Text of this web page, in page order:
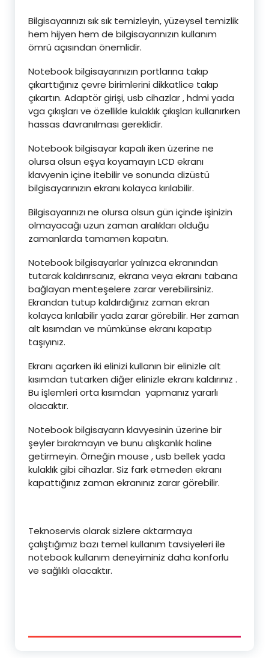
Bilgisayarınızı sık sık temizleyin, yüzeysel temizlik
hem hijyen hem de bilgisayarınızın kullanım
ömrü açısından önemlidir.
Notebook bilgisayarınızın portlarına takıp
çıkarttığınız çevre birimlerini dikkatlice takıp
çıkartın. Adaptör girişi, usb cihazlar , hdmi yada
vga çıkışları ve özellikle kulaklık çıkışları kullanırken
hassas davranılması gereklidir.
Notebook bilgisayar kapalı iken üzerine ne
olursa olsun eşya koyamayın LCD ekranı
klavyenin içine itebilir ve sonunda dizüstü
bilgisayarınızın ekranı kolayca kırılabilir.
Bilgisayarınızı ne olursa olsun gün içinde işinizin
olmayacağı uzun zaman aralıkları olduğu
zamanlarda tamamen kapatın.
Notebook bilgisayarlar yalnızca ekranından
tutarak kaldırırsanız, ekrana veya ekranı tabana
bağlayan menteşelere zarar verebilirsiniz.
Ekrandan tutup kaldırdığınız zaman ekran
kolayca kırılabilir yada zarar görebilir. Her zaman
alt kısımdan ve mümkünse ekranı kapatıp
taşıyınız.
Ekranı açarken iki elinizi kullanın bir elinizle alt
kısımdan tutarken diğer elinizle ekranı kaldırınız .
Bu işlemleri orta kısımdan yapmanız yararlı
olacaktır.
Notebook bilgisayarın klavyesinin üzerine bir
şeyler bırakmayın ve bunu alışkanlık haline
getirmeyin. Örneğin mouse , usb bellek yada
kulaklık gibi cihazlar. Siz fark etmeden ekranı
kapattığınız zaman ekranınız zarar görebilir.
Teknoservis olarak sizlere aktarmaya
çalıştığımız bazı temel kullanım tavsiyeleri ile
notebook kullanım deneyiminiz daha konforlu
ve sağlıklı olacaktır.